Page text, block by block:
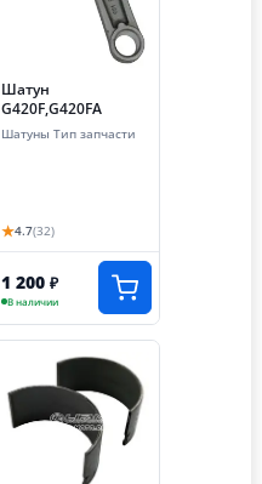
Шатун
G420F,G420FA
Шатуны Тип запчасти
★4.7(32)
1 200 ₽
В наличии